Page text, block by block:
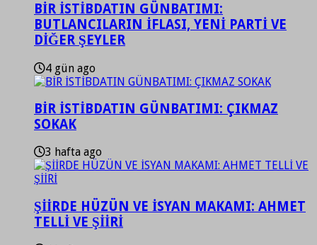
BİR İSTİBDATIN GÜNBATIMI:
BUTLANCILARIN İFLASI, YENİ PARTİ VE
DİĞER ŞEYLER
4 gün ago
BİR İSTİBDATIN GÜNBATIMI: ÇIKMAZ
SOKAK
3 hafta ago
ŞİİRDE HÜZÜN VE İSYAN MAKAMI: AHMET
TELLİ VE ŞİİRİ